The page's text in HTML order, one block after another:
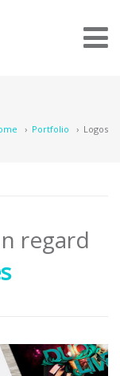
› Portfolio › Logos
regard